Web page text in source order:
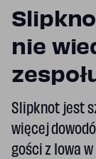
nie
Slipknot jest
więcej
gości z Iowa